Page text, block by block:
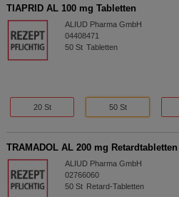
TIAPRID AL 100 mg Tabletten
ALIUD Pharma GmbH
04408471
50 St Tabletten
20 St 50 St
TRAMADOL AL 200 mg Retardtabletten
ALIUD Pharma GmbH
02766060
50 St Retard-Tabletten